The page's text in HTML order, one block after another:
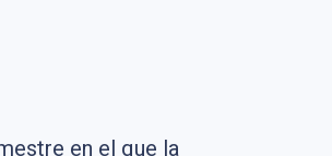
en el que la